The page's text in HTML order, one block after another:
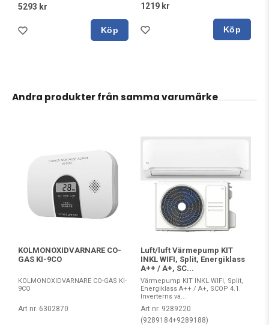
5293 kr
Köp
1219 kr
Köp
Andra produkter från samma varumärke
KOLMONOXIDVARNARE CO-
GAS KI-9CO
KOLMONOXIDVARNARE CO-GAS KI-
9CO
Art nr. 6302870
Luft/luft Värmepump KIT
INKL WIFI, Split, Energiklass
A++ / A+, SC...
Värmepump KIT INKL WIFI, Split,
Energiklass A++ / A+, SCOP 4.1.
Inverterns vä...
Art nr. 9289220
(9289184+9289188)